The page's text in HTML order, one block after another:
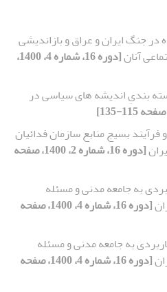
در جنگ ایران و عراق و بازاندیشی
آنان
[دوره 16، شماره 4، 1400،
بندیِ اندیشه های سیاسی در
بسیج منابع سازمان فدائیان
[دوره 16، شماره 2، 1400، صفحه
به جامعه مدنی و مسئله
[دوره 16، شماره 4، 1400، صفحه
به جامعه مدنی و مسئله
[دوره 16، شماره 4، 1400، صفحه